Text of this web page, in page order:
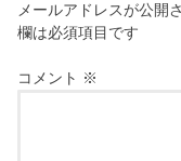
メールアドレスが公開
欄は必須項目です
コメント ※